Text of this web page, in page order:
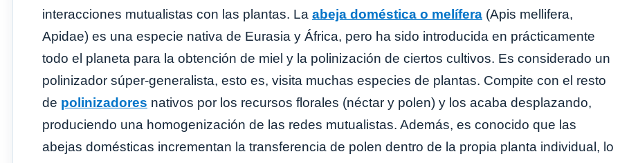
interacciones mutualistas con las plantas. La abeja doméstica o melífera (Apis mellifera,
Apidae) es una especie nativa de Eurasia y África, pero ha sido introducida en prácticamente
todo el planeta para la obtención de miel y la polinización de ciertos cultivos. Es considerado un
polinizador súper-generalista, esto es, visita muchas especies de plantas. Compite con el resto
de polinizadores nativos por los recursos florales (néctar y polen) y los acaba desplazando,
produciendo una homogenización de las redes mutualistas. Además, es conocido que las
abejas domésticas incrementan la transferencia de polen dentro de la propia planta individual, lo